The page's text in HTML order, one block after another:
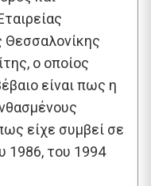
Θεσσαλονίκης
ο οποίος
είναι πως η
είχε συμβεί σε
1986, του 1994